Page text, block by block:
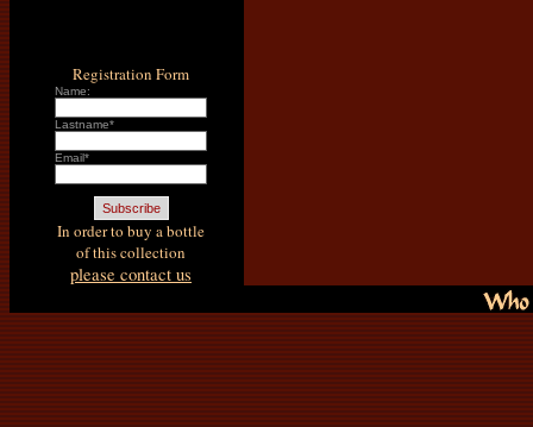
Registration Form
Name:
Lastname*
Email*
In order to buy a bottle
of this collection
please contact us